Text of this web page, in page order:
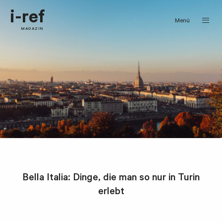
i-ref
MAGAZIN
Menü
Bella Italia: Dinge, die man so nur in Turin
erlebt